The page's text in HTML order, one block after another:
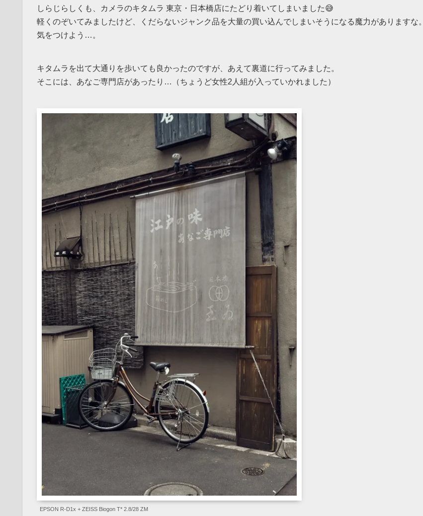
しらじらしくも、カメラのキタムラ 東京・日本橋店にたどり着いてしまいました😅
軽くのぞいてみましたけど、くだらないジャンク品を大量の買い込んでしまいそうになる魔力がありますな。
気をつけよう…。
キタムラを出て大通りを歩いても良かったのですが、あえて裏道に行ってみました。
そこには、あなご専門店があったり…（ちょうど女性2人組が入っていかれました）
EPSON R-D1x + ZEISS Biogon T* 2.8/28 ZM